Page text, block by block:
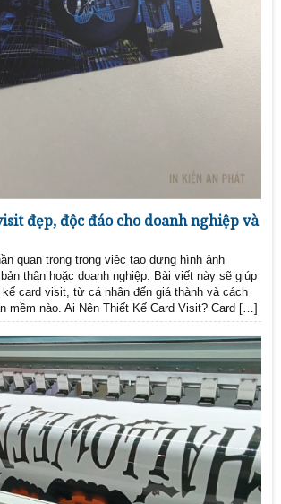
đẹp, độc đáo cho doanh nghiệp và
quan trọng trong việc tạo dựng hình ảnh
thân hoặc doanh nghiệp. Bài viết này sẽ giúp
kế card visit, từ cá nhân đến giá thành và cách
mềm nào. Ai Nên Thiết Kế Card Visit? Card […]